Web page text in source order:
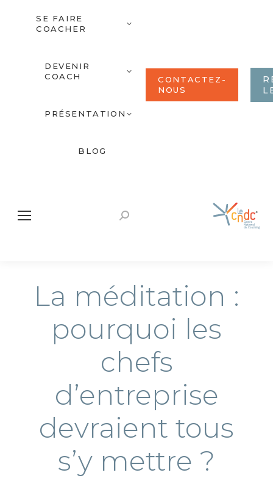
SE FAIRE
COACHER
DEVENIR
COACH
PRÉSENTATION
BLOG
CONTACTEZ-
NOUS
Recherche
La méditation :
pourquoi les
chefs
d’entreprise
devraient tous
s’y mettre ?